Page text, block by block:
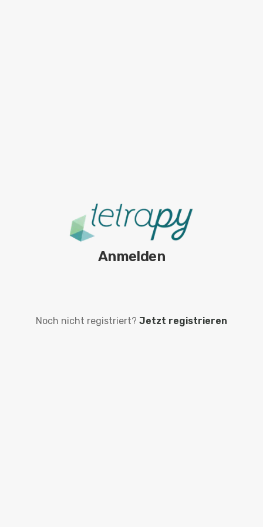
Anmelden
Noch nicht registriert? Jetzt registrieren